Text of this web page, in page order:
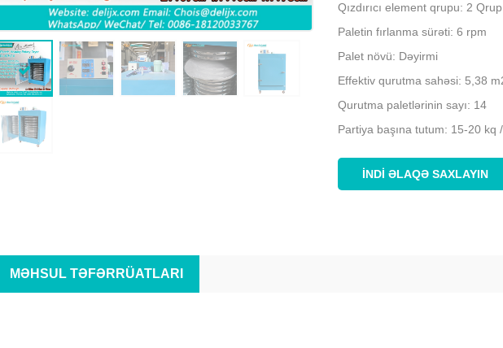
Qızdırıcı element qrupu: 2 Qrup
Paletin fırlanma sürəti: 6 rpm
Palet növü: Dəyirmi
Effektiv qurutma sahəsi: 5,38
Qurutma paletlərinin sayı: 14
Partiya başına tutum: 15-20 kq
İNDI ƏLAQƏ SAXLAYIN
MƏHSUL TƏFƏRRÜATLARI